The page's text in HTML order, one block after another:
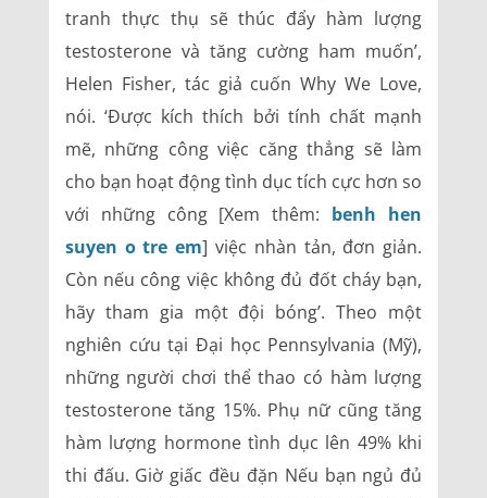
tranh thực thụ sẽ thúc đẩy hàm lượng
testosterone và tăng cường ham muốn’,
Helen Fisher, tác giả cuốn Why We Love,
nói. ‘Được kích thích bởi tính chất mạnh
mẽ, những công việc căng thẳng sẽ làm
cho bạn hoạt động tình dục tích cực hơn so
với những công [Xem thêm: benh hen
suyen o tre em] việc nhàn tản, đơn giản.
Còn nếu công việc không đủ đốt cháy bạn,
hãy tham gia một đội bóng’. Theo một
nghiên cứu tại Đại học Pennsylvania (Mỹ),
những người chơi thể thao có hàm lượng
testosterone tăng 15%. Phụ nữ cũng tăng
hàm lượng hormone tình dục lên 49% khi
thi đấu. Giờ giấc đều đặn Nếu bạn ngủ đủ